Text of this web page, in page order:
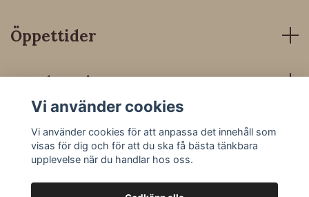
Öppettider
Kundservice
Sociala medier
Vi använder cookies
Vi använder cookies för att anpassa det innehåll som
visas för dig och för att du ska få bästa tänkbara
upplevelse när du handlar hos oss.